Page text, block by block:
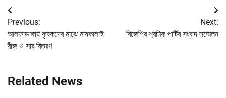
Post
navigation
Previous:
আলফাডাঙ্গায় কৃষকদের মাঝে মাষকালাই
বীজ ও সার বিতরণ
Next:
বিজেপির শ্রমিক পার্টির সংবাদ সম্মেলন
Related News